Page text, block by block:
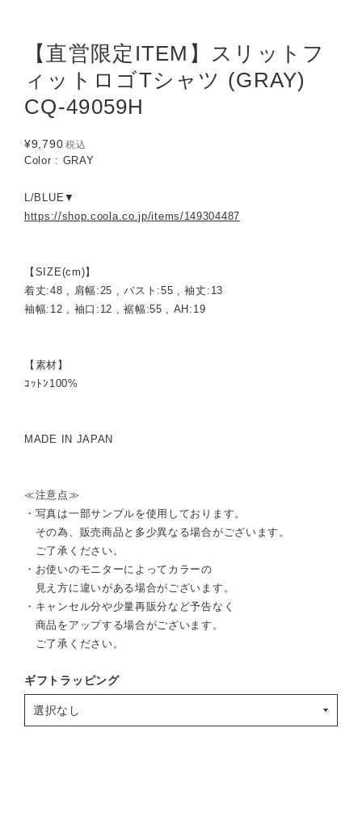
【直営限定ITEM】スリットフ
ィットロゴTシャツ (GRAY)
CQ-49059H
¥9,790 税込
Color : GRAY
L/BLUE▼
https://shop.coola.co.jp/items/149304487
【SIZE(cm)】
着丈:48 , 肩幅:25 , バスト:55 , 袖丈:13
袖幅:12 , 袖口:12 , 裾幅:55 , AH:19
【素材】
ｺｯﾄﾝ100%
MADE IN JAPAN
≪注意点≫
・写真は一部サンプルを使用しております。
その為、販売商品と多少異なる場合がございます。
ご了承ください。
・お使いのモニターによってカラーの
見え方に違いがある場合がございます。
・キャンセル分や少量再販分など予告なく
商品をアップする場合がございます。
ご了承ください。
ギフトラッピング